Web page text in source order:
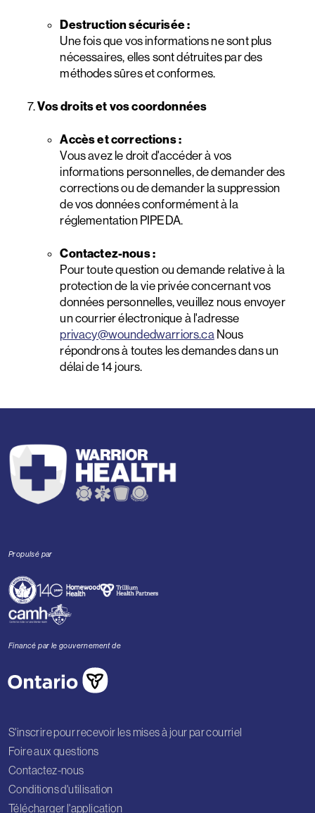
Destruction sécurisée :
Une fois que vos informations ne sont plus
nécessaires, elles sont détruites par des
méthodes sûres et conformes.
Vos droits et vos coordonnées
Accès et corrections :
Vous avez le droit d'accéder à vos
informations personnelles, de demander des
corrections ou de demander la suppression
de vos données conformément à la
réglementation PIPEDA.
Contactez-nous :
Pour toute question ou demande relative à la
protection de la vie privée concernant vos
données personnelles, veuillez nous envoyer
un courrier électronique à l'adresse
privacy@woundedwarriors.ca Nous
répondrons à toutes les demandes dans un
délai de 14 jours.
Propulsé par
Financé par le gouvernement de
S'inscrire pour recevoir les mises à jour par courriel
Foire aux questions
Contactez-nous
Conditions d'utilisation
Télécharger l'application